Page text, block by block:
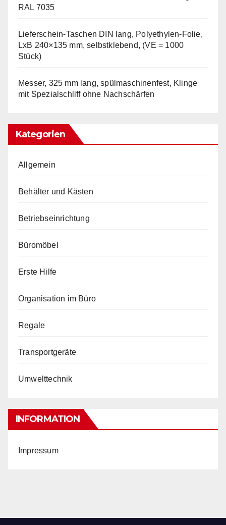
RAL 7035
Lieferschein-Taschen DIN lang, Polyethylen-Folie,
LxB 240×135 mm, selbstklebend, (VE = 1000
Stück)
Messer, 325 mm lang, spülmaschinenfest, Klinge
mit Spezialschliff ohne Nachschärfen
Kategorien
Allgemein
Behälter und Kästen
Betriebseinrichtung
Büromöbel
Erste Hilfe
Organisation im Büro
Regale
Transportgeräte
Umwelttechnik
INFORMATION
Impressum